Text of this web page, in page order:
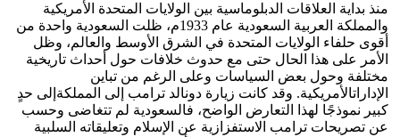
منذ بداية العلاقات الدبلوماسية بين الولايات المتحدة الأمريكية
والمملكة العربية السعودية عام 1933م، ظلت السعودية واحدة من
أقوى حلفاء الولايات المتحدة في الشرق الأوسط والعالم، وظل
الأمر على هذا الحال حتى مع حدوث خلافات حول أحداث تاريخية
مختلفة وحول بعض السياسات وعلى الرغم من تباين
الإداراتالأمريكية. وقد كانت زيارة دونالد ترامب إلى المملكةإلى حدٍ
كبير نموذجًا لهذا التعارض الواضح، فالسعودية لم تتغاضى وحسب
عن تصريحات ترامب الاستفزازية عن الإسلام وتعليقاته السلبية